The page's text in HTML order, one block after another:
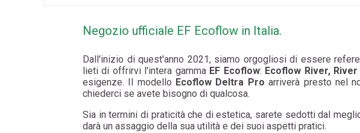
Negozio ufficiale EF Ecoflow in Italia.
Dall'inizio di quest'anno 2021, siamo orgogliosi di essere
lieti di offrirvi l'intera gamma EF Ecoflow: Ecoflow River,
esigenze. Il modello Ecoflow Deltra Pro arriverà presto nel
chiederci se avete bisogno di qualcosa.
Sia in termini di praticità che di estetica, sarete sedotti dal
darà un assaggio della sua utilità e dei suoi aspetti pratici.